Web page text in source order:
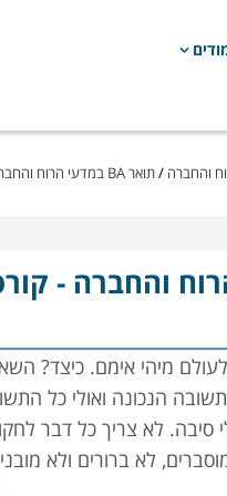
/תואר BA במדעי הרוח והחברה - קורסים פנים ארגוניים
-
מיהי אימם. כיצד?
הנכונה ואולי כל
לא צריך כל דבר
לא ברורים ולא